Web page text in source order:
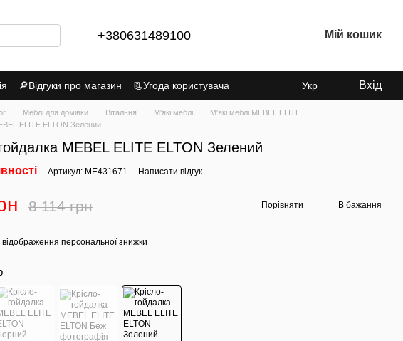
+380631489100 Мій кошик
🔎Відгуки про магазин
📃Угода користувача
Укр Вхід
Меблі для домівки Вітальня М'які меблі
М'які меблі MEBEL ELITE
ELITE ELTON Зелений
MEBEL ELITE ELTON Зелений
Артикул: ME431671 Написати відгук
8 114 грн Порівняти В бажання
відображення персональної знижки